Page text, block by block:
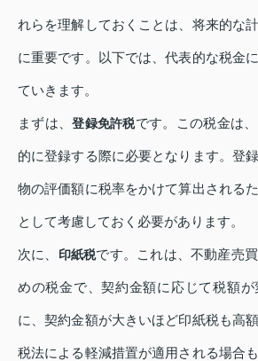
れらを理解しておくことは、将来的な
に重要です。以下では、代表的な税金
ていきます。
まずは、登録免許税です。この税金は
的に登録する際に必要となります。登
物の評価額に税率をかけて算出される
として考慮しておく必要があります。
次に、 印紙税です。これは、不動産売
めの税金で、契約金額に応じて税額
に、契約金額が大きいほど印紙税も高
税法による軽減措置が適用される場合